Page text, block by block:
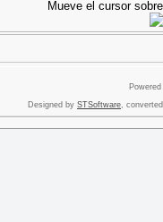
Mueve el cursor
Designed by STSoftware,